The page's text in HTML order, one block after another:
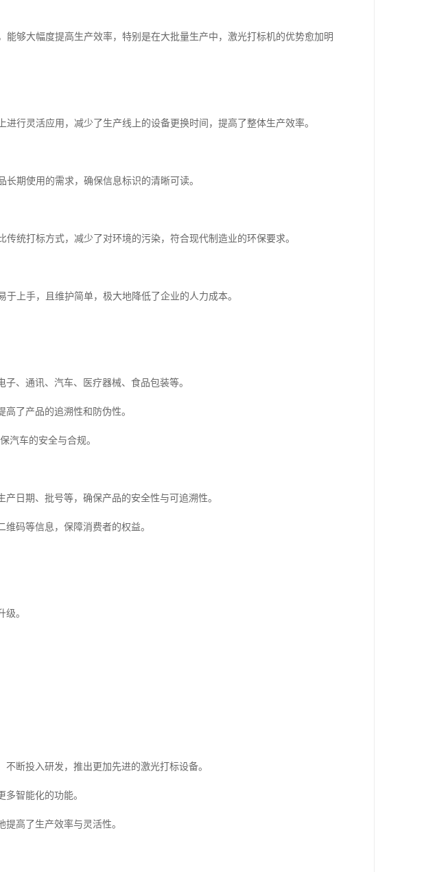
够大幅度提高生产效率，特别是在大批量生产中，激光打标机的优势愈加明
行灵活应用，减少了生产线上的设备更换时间，提高了整体生产效率。
期使用的需求，确保信息标识的清晰可读。
统打标方式，减少了对环境的污染，符合现代制造业的环保要求。
上手，且维护简单，极大地降低了企业的人力成本。
、通讯、汽车、医疗器械、食品包装等。
了产品的追溯性和防伪性。
汽车的安全与合规。
日期、批号等，确保产品的安全性与可追溯性。
码等信息，保障消费者的权益。
。
断投入研发，推出更加先进的激光打标设备。
智能化的功能。
高了生产效率与灵活性。